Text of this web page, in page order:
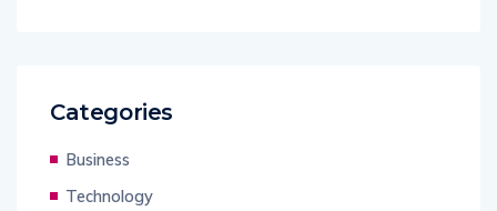
Categories
Business
Technology